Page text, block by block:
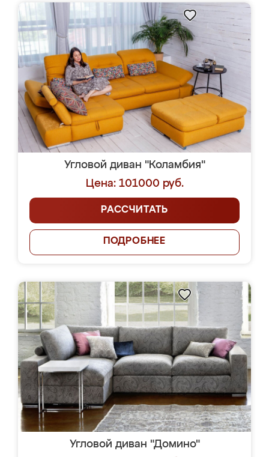
Угловой диван "Коламбия"
Цена: 101000 руб.
РАССЧИТАТЬ
ПОДРОБНЕЕ
Угловой диван "Домино"